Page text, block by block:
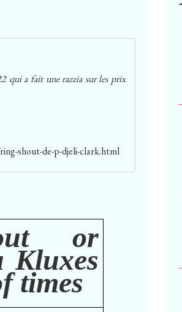
qui a fait une razzia sur les prix
shout-de-p-djeli-clark.html
or
Kluxes
times